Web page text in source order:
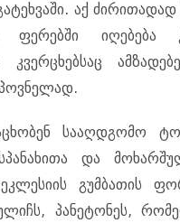
აქ
ფერებში იღებება
სააღდგომო
და
გუმბათის
პანეტონეს,